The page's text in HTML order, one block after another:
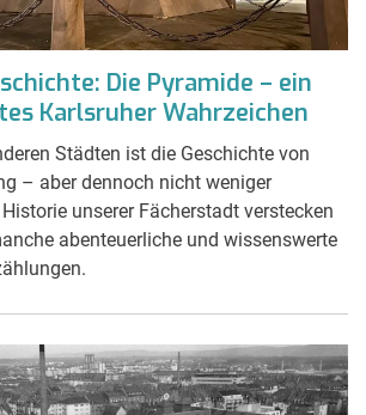
Die Pyramide – ein
Karlsruher Wahrzeichen
Städten ist die Geschichte von
– aber dennoch nicht weniger
unserer Fächerstadt verstecken
abenteuerliche und wissenswerte